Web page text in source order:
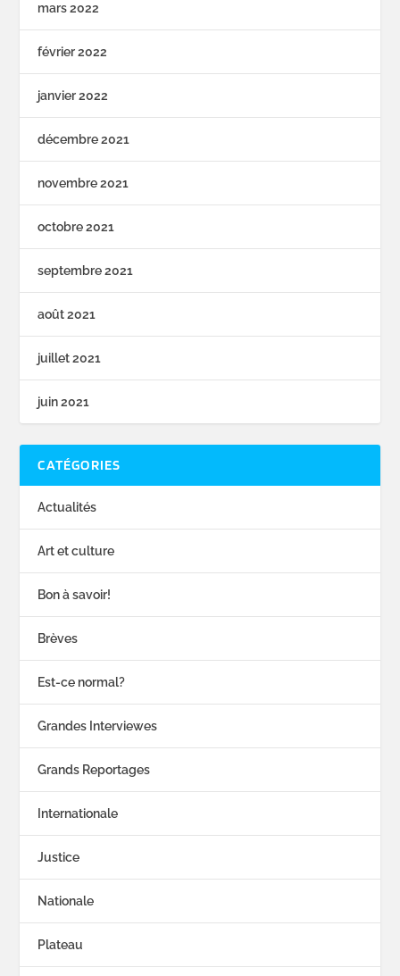
mars 2022
février 2022
janvier 2022
décembre 2021
novembre 2021
octobre 2021
septembre 2021
août 2021
juillet 2021
juin 2021
CATÉGORIES
Actualités
Art et culture
Bon à savoir!
Brèves
Est-ce normal?
Grandes Interviewes
Grands Reportages
Internationale
Justice
Nationale
Plateau